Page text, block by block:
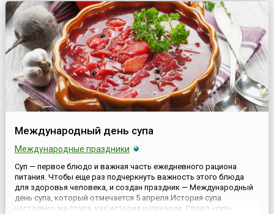
отношения межд...
Международный день супа
Международные праздники
Суп — первое блюдо и важная часть ежедневного рациона
питания. Чтобы еще раз подчеркнуть важность этого блюда
для здоровья человека, и создан праздник — Международный
день супа, который отмечается 5 апреля.История супа
настолько же стара, как история кулинарии. Слово «суп»